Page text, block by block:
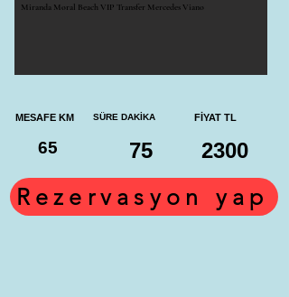
Miranda Moral Beach VIP Transfer Mercedes Viano
MESAFE KM
65
SÜRE DAKİKA
75
FİYAT TL
2300
Rezervasyon yap